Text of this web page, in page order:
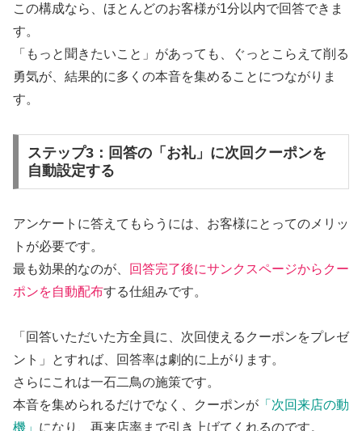
この構成なら、ほとんどのお客様が1分以内で回答できま
す。
「もっと聞きたいこと」があっても、ぐっとこらえて削る
勇気が、結果的に多くの本音を集めることにつながりま
す。
ステップ3：回答の「お礼」に次回クーポンを
自動設定する
アンケートに答えてもらうには、お客様にとってのメリッ
トが必要です。
最も効果的なのが、
回答完了後にサンクスページからクー
ポンを自動配布する仕組みです。
「回答いただいた方全員に、次回使えるクーポンをプレゼ
ント」とすれば、回答率は劇的に上がります。
さらにこれは一石二鳥の施策です。
本音を集められるだけでなく、クーポンが 「次回来店の動
機」 になり、再来店率まで引き上げてくれるのです。